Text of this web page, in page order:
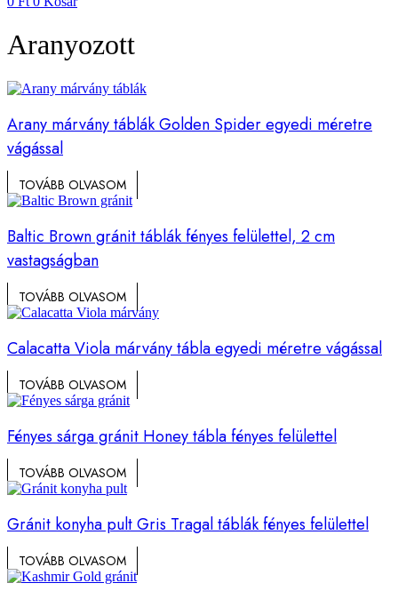
Aranyozott
Arany márvány táblák Golden Spider egyedi méretre
vágással
TOVÁBB OLVASOM
Baltic Brown gránit táblák fényes felülettel, 2 cm
vastagságban
TOVÁBB OLVASOM
Calacatta Viola márvány tábla egyedi méretre vágással
TOVÁBB OLVASOM
Fényes sárga gránit Honey tábla fényes felülettel
TOVÁBB OLVASOM
Gránit konyha pult Gris Tragal táblák fényes felülettel
TOVÁBB OLVASOM